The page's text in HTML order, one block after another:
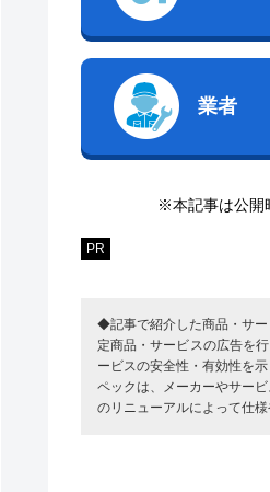
業者
※本記事は公開
PR
◆記事で紹介した商品・サ
定商品・サービスの広告を
ービスの安全性・有効性を
ペックは、メーカーやサー
のリニューアルによって仕